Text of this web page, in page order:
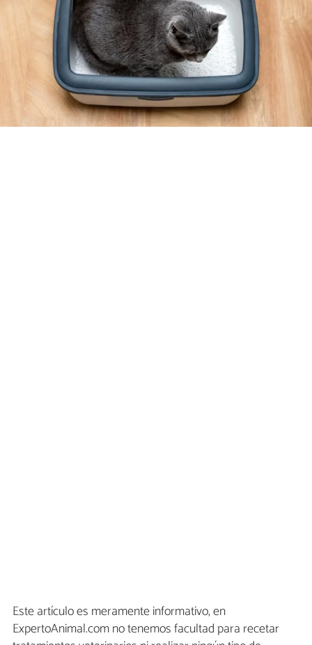
Este artículo es meramente informativo, en
ExpertoAnimal.com no tenemos facultad para recetar